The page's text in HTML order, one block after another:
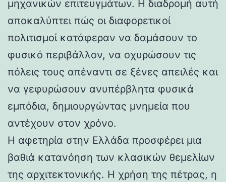
μηχανικών επιτευγμάτων. Η διαδρομή αυτή
αποκαλύπτει πώς οι διαφορετικοί
πολιτισμοί κατάφεραν να δαμάσουν το
φυσικό περιβάλλον, να οχυρώσουν τις
πόλεις τους απέναντι σε ξένες απειλές και
να γεφυρώσουν ανυπέρβλητα φυσικά
εμπόδια, δημιουργώντας μνημεία που
αντέχουν στον χρόνο.
Η αφετηρία στην Ελλάδα προσφέρει μια
βαθιά κατανόηση των κλασικών θεμελίων
της αρχιτεκτονικής. Η χρήση της πέτρας, η